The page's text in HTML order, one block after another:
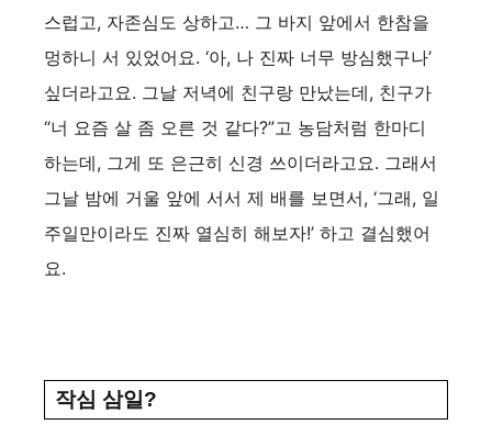
스럽고, 자존심도 상하고… 그 바지 앞에서 한참을
멍하니 서 있었어요. ‘아, 나 진짜 너무 방심했구나’
싶더라고요. 그날 저녁에 친구랑 만났는데, 친구가
“너 요즘 살 좀 오른 것 같다?”고 농담처럼 한마디
하는데, 그게 또 은근히 신경 쓰이더라고요. 그래서
그날 밤에 거울 앞에 서서 제 배를 보면서, ‘그래, 일
주일만이라도 진짜 열심히 해보자!’ 하고 결심했어
요.
작심 삼일?